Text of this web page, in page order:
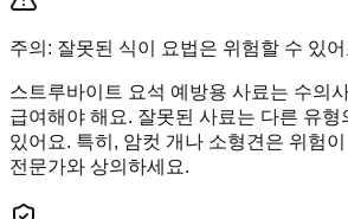
주의: 잘못된 식이 요법은 위험할 수 있어
스트루바이트 요석 예방용 사료는 수의
급여해야 해요. 잘못된 사료는 다른 유형
있어요. 특히, 암컷 개나 소형견은 위험
전문가와 상의하세요.